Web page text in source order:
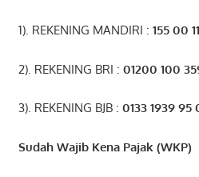
1). REKENING MANDIRI : 155 00
2). REKENING BRI : 01200 100
3). REKENING BJB : 0133 1939 95
Sudah Wajib Kena Pajak (WKP)